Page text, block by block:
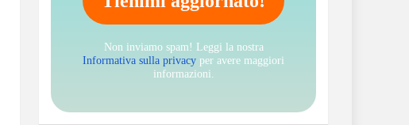
Non inviamo spam! Leggi la nostra
Informativa sulla privacy per avere maggiori
informazioni.